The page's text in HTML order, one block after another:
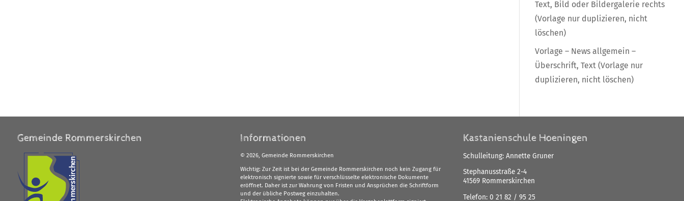
Text, Bild oder Bildergalerie rechts
(Vorlage nur duplizieren, nicht
löschen)
Vorlage – News allgemein –
Überschrift, Text (Vorlage nur
duplizieren, nicht löschen)
Gemeinde Rommerskirchen Informationen
© 2026, Gemeinde Rommerskirchen
Wichtig: Zur Zeit ist bei der Gemeinde Rommerskirchen noch kein Zugang für
elektronisch signierte sowie für verschlüsselte elektronische Dokumente
eröffnet. Daher ist zur Wahrung von Fristen und Ansprüchen die Schriftform
und der übliche Postweg einzuhalten.
Kastanienschule Hoeningen
Schulleitung: Annette Gruner
Stephanusstraße 2-4
41569 Rommerskirchen
Telefon:0 21 82 / 95 25